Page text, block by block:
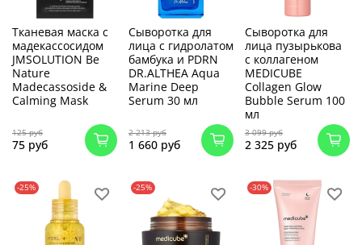
Тканевая маска с
мадекассосидом
JMSOLUTION Be
Nature
Madecassoside &
Calming Mask
125 руб
75 руб
Сыворотка для
лица с гидролатом
бамбука и PDRN
DR.ALTHEA Aqua
Marine Deep
Serum 30 мл
2 213 руб
1 660 руб
Сыворотка для
лица пузырькова
с коллагеном
MEDICUBE
Collagen Glow
Bubble Serum 100
мл
3 099 руб
2 325 руб
-25% -25% -30%